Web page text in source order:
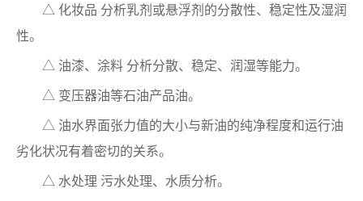
△ 化妆品 分析乳剂或悬浮剂的分散性、稳定性及湿润
性。
△ 油漆、涂料 分析分散、稳定、润湿等能力。
△ 变压器油等石油产品油。
△ 油水界面张力值的大小与新油的纯净程度和运行油
劣化状况有着密切的关系。
△ 水处理 污水处理、水质分析。